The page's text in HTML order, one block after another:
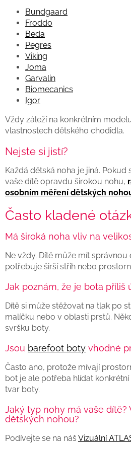
Bundgaard
Froddo
Beda
Pegres
Viking
Joma
Garvalin
Biomecanics
Igor
Vždy záleží na konkrétním
vlastnostech dětského chodidla.
Nejste si jistí?
Každá dětská noha je jiná. Pokud
vaše dítě opravdu širokou nohu,
osobním měření dětských
Často kladené
Má široká noha vliv na
Ne vždy. Dítě může mít správnou
potřebuje širší střih nebo
Jak poznám, že je bota příliš
Dítě si může stěžovat na tlak po
malíčku nebo v oblasti prstů.
svršku boty.
Jsou barefoot boty vhodné
Často ano, protože mívají
bot je ale potřeba hlídat
tvar boty.
Jaký typ nohy má vaše dítě?
dětských nohou?
Podívejte se na náš Vizuální